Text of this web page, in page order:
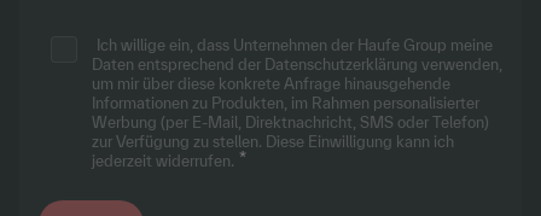
Ich willige ein, dass Unternehmen der Haufe Group meine
Daten entsprechend der Datenschutzerklärung verwenden,
um mir über diese konkrete Anfrage hinausgehende
Informationen zu Produkten, im Rahmen personalisierter
Werbung (per E-Mail, Direktnachricht, SMS oder Telefon)
zur Verfügung zu stellen. Diese Einwilligung kann ich
jederzeit widerrufen.